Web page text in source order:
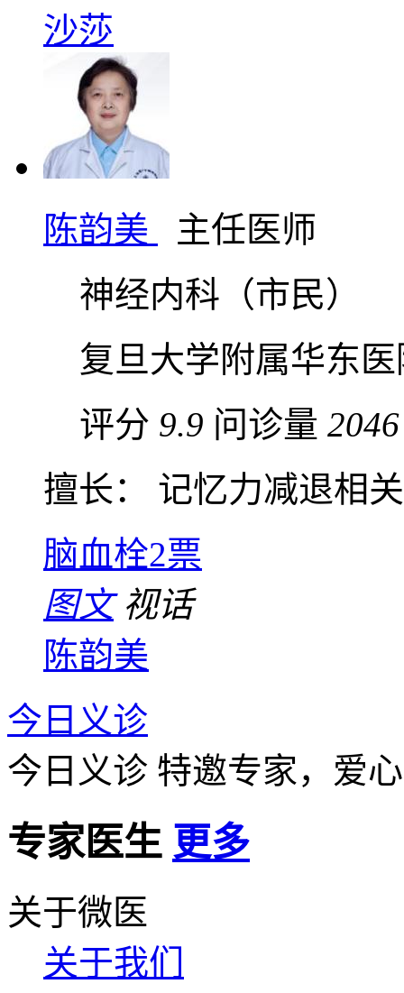
沙莎
陈韵美
主任医师
神经内科（市民）
复旦大学附属华东医
评分 9.9 问诊量 2046
擅长： 记忆力减退相
脑血栓2票
图文 视话
陈韵美
今日义诊
今日义诊 特邀专家，爱
专家医生 更多
关于微医
关于我们